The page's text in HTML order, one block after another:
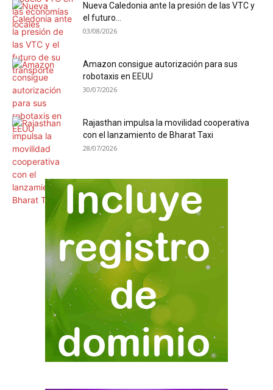
Nueva Caledonia ante la presión de las VTC y
el futuro...
03/08/2026
Amazon consigue autorización para sus
robotaxis en EEUU
30/07/2026
Rajasthan impulsa la movilidad cooperativa
con el lanzamiento de Bharat Taxi
28/07/2026